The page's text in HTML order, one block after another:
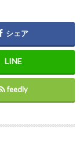
シェア
feedly